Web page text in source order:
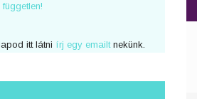
itt látni írj egy emailtnekünk.